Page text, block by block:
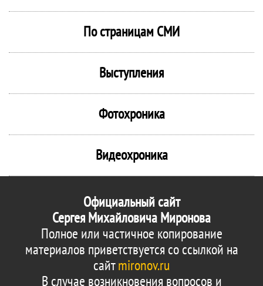
По страницам СМИ
Выступления
Фотохроника
Видеохроника
Официальный сайт
Сергея Михайловича Миронова
Полное или частичное копирование
материалов приветствуется со ссылкой на
сайтmironov.ru
В случае возникновения вопросов и